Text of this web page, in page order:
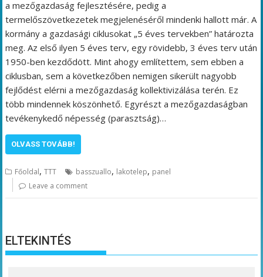
a mezőgazdaság fejlesztésére, pedig a
termelőszövetkezetek megjelenéséről mindenki hallott már. A
kormány a gazdasági ciklusokat „5 éves tervekben” határozta
meg. Az első ilyen 5 éves terv, egy rövidebb, 3 éves terv után
1950-ben kezdődött. Mint ahogy említettem, sem ebben a
ciklusban, sem a következőben nemigen sikerült nagyobb
fejlődést elérni a mezőgazdaság kollektivizálása terén. Ez
több mindennek köszönhető. Egyrészt a mezőgazdaságban
tevékenykedő népesség (parasztság)…
OLVASS TOVÁBB!
Főoldal,TTT basszuallo, lakotelep, panel
Leave a comment
ELTEKINTÉS